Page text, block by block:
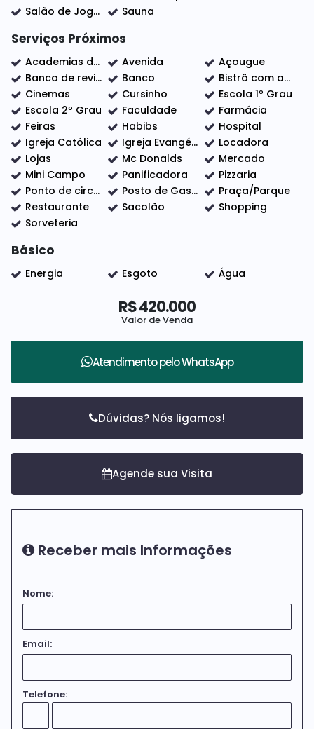
Salão de Jogos
Sauna
Serviços Próximos
Academias de ginástica Avenida
Açougue
Banca de revistas
Banco
Bistrô com adega
Cinemas
Cursinho
Escola 1º Grau
Escola 2º Grau
Faculdade
Farmácia
Feiras
Habibs
Hospital
Igreja Católica
Igreja Evangélica
Locadora
Lojas
Mc Donalds
Mercado
Mini Campo
Panificadora
Pizzaria
Ponto de circular
Posto de Gasolina
Praça/Parque
Restaurante
Sacolão
Shopping
Sorveteria
Básico
Energia Esgoto Água
R$420.000
Valor de Venda
Atendimento peloWhatsApp
Dúvidas? Nós ligamos!
Receber mais Informações
Nome:
Email:
Telefone: